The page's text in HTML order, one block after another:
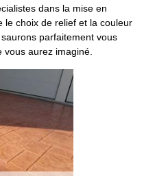
dans la mise en
le choix de relief et la couleur
parfaitement vous
aurez imaginé.